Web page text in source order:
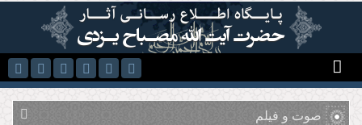
رفتن به محتوای اصلی
صوت و فیلم